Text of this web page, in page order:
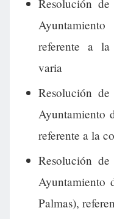
Resolución
referente a la
varia
Resolución
Ayuntamiento
referente a la
Resolución
Ayuntamiento
Palmas),